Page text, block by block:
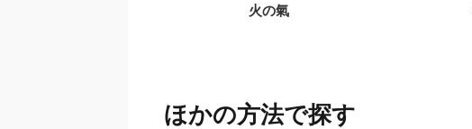
火の氣
ほかの方法で探す